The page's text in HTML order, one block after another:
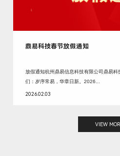
鼎易科技春节放假通知
放假通知杭州鼎易信息科技有限公司鼎易
们：岁序常易，华章日新。2026...
2026.02.03
VIEW